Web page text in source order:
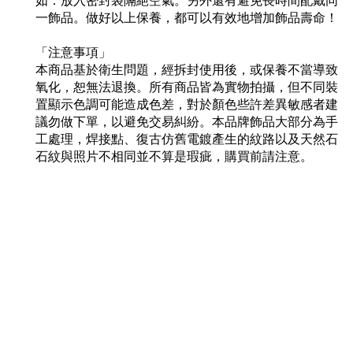
一飾品。做好以上保養，都可以有效地增加飾品壽命！
「注意事項」
本商品基於衛生問題，經拆封使用後，或保養不當導致
氧化，恕無法退換。所有商品皆為實物拍攝，但不同裝
置顯示色調可能造成色差，對於顏色些許差異敏感者建
議勿做下單，以避免交易糾紛。本品牌飾品大部分為手
工處理，焊接點、復古仿舊電鍍產生的紋路以及天然石
石紋與照片不相同並不算是瑕疵，購買前請注意。